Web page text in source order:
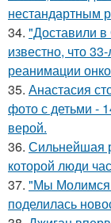
нестандартным
34. "Доставили
известно, что
реанимации
35. Анастасия
фото с детьми -
верой.
36. Сильнейшая
которой люди
37. "Мы Молимся
поделилась